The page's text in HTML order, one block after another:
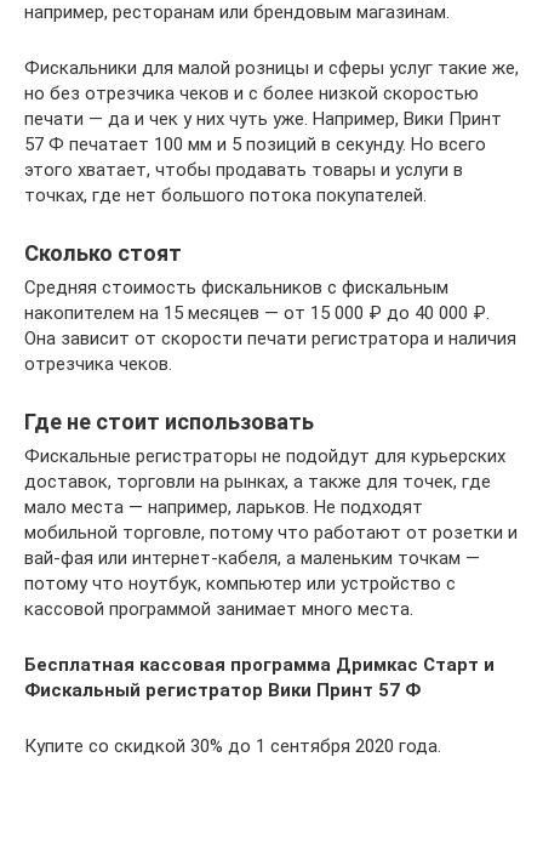
например, ресторанам или брендовым магазинам.
Фискальники для малой розницы и сферы услуг такие же,
но без отрезчика чеков и с более низкой скоростью
печати — да и чек у них чуть уже. Например, Вики Принт
57 Ф печатает 100 мм и 5 позиций в секунду. Но всего
этого хватает, чтобы продавать товары и услуги в
точках, где нет большого потока покупателей.
Сколько стоят
Средняя стоимость фискальников с фискальным
накопителем на 15 месяцев — от 15 000 ₽ до 40 000 ₽.
Она зависит от скорости печати регистратора и наличия
отрезчика чеков.
Где не стоит использовать
Фискальные регистраторы не подойдут для курьерских
доставок, торговли на рынках, а также для точек, где
мало места — например, ларьков. Не подходят
мобильной торговле, потому что работают от розетки и
вай-фая или интернет-кабеля, а маленьким точкам —
потому что ноутбук, компьютер или устройство с
кассовой программой занимает много места.
Бесплатная кассовая программа Дримкас Старт и
Фискальный регистратор Вики Принт 57 Ф
Купите со скидкой 30% до 1 сентября 2020 года.